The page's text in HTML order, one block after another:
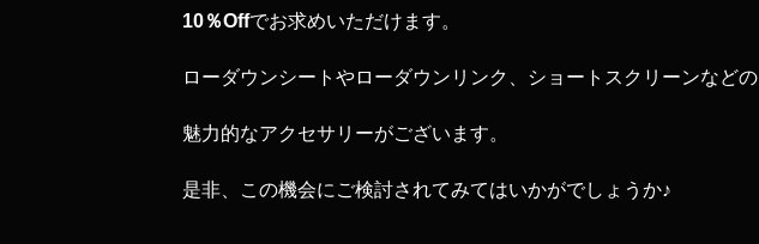
10％Offでお求めいただけます。
ローダウンシートやローダウンリンク、ショートスクリーンなどの
魅力的なアクセサリーがございます。
是非、この機会にご検討されてみてはいかがでしょうか♪